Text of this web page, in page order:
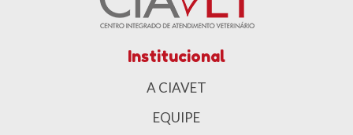
Institucional
A CIAVET
EQUIPE